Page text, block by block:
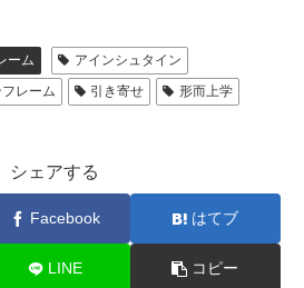
ーム
アインシュタイン
レーム 引き寄せ
形而上学
シェアする
Facebook はてブ
LINE コピー